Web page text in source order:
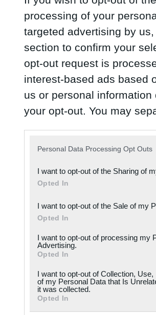
processing of your
targeted advertising by
section to confirm your
opt-out request is
interest-based ads based
us or personal
your opt-out. You may
Downstream Participants
third parties.
Please note that this
services and may gather
not limited to your visit or
your data for below
consent section.
Personal Data Processing Opt Outs
I want to opt-out of the Sharing of
Opted In
I want to opt-out of the Sale of my
Opted In
I want to opt-out of processing my
Advertising.
Opted In
I want to opt-out of Collection,
of my Personal Data that Is
it was collected.
Opted In